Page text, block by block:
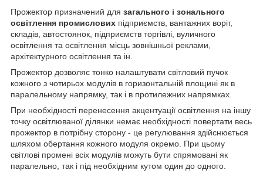
Прожектор призначений для загального і зонального
освітлення промислових підприємств, вантажних воріт,
складів, автостоянок, підприємств торгівлі, вуличного
освітлення та освітлення місць зовнішньої реклами,
архітектурного освітлення та ін.
Прожектор дозволяє тонко налаштувати світловий пучок
кожного з чотирьох модулів в горизонтальній площині як в
паралельному напрямку, так і в протилежних напрямках.
При необхідності перенесення акцентуації освітлення на іншу
точку освітлюваної ділянки немає необхідності повертати весь
прожектор в потрібну сторону - це регулювання здійснюється
шляхом обертання кожного модуля окремо. При цьому
світлові промені всіх модулів можуть бути спрямовані як
паралельно, так і під необхідним кутом один до одного.